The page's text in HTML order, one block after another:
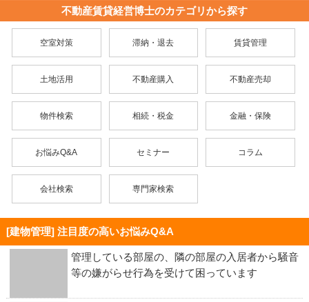
不動産賃貸経営博士のカテゴリから探す
空室対策 滞納・退去 賃貸管理
土地活用 不動産購入 不動産売却
物件検索 相続・税金 金融・保険
お悩みQ&A セミナー コラム
会社検索 専門家検索
[建物管理] 注目度の高いお悩みQ&A
管理している部屋の、隣の部屋の入居者から騒音
等の嫌がらせ行為を受けて困っています